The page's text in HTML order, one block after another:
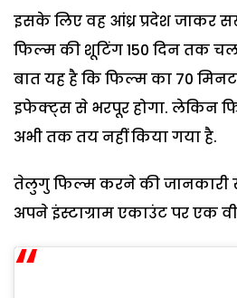
इसके लिए वह आंध्र प्रदेश जाकर
फिल्म की शूटिंग 150 दिन तक
बात यह है कि फिल्म का 70
इफेक्ट्स से भरपूर होगा. लेकिन
अभी तक तय नहीं किया गया है.
तेलुगु फिल्म करने की जानकारी
अपने इंस्टाग्राम एकाउंट पर एक